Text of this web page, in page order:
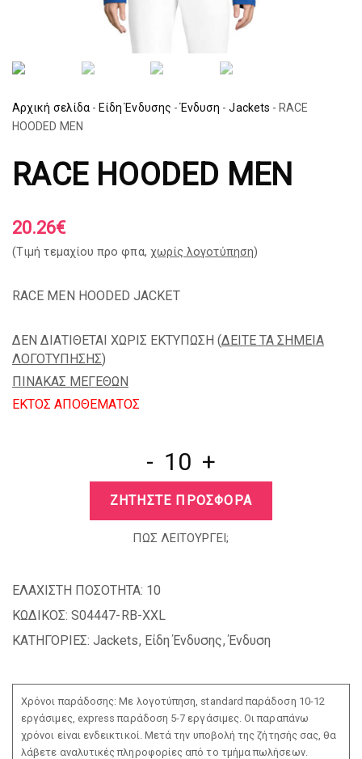
Αρχική σελίδα - Είδη Ένδυσης - Ένδυση - Jackets - RACE
HOODED MEN
RACE HOODED MEN
20.26€
(Tιμή τεμαχίου προ φπα, χωρίς λογοτύπηση)
RACE MEN HOODED JACKET
ΔΕΝ ΔΙΑΤΙΘΕΤΑΙ ΧΩΡΙΣ ΕΚΤΥΠΩΣΗ (ΔΕΙΤΕ ΤΑ ΣΗΜΕΙΑ
ΛΟΓΟΤΥΠΗΣΗΣ)
ΠΙΝΑΚΑΣ ΜΕΓΕΘΩΝ
EKTOΣ ΑΠΟΘΕΜΑΤΟΣ
- +
ΖΗΤΗΣΤΕ ΠΡΟΣΦΟΡΑ
ΠΩΣ ΛΕΙΤΟΥΡΓΕΙ;
ΕΛΑΧΙΣΤΗ ΠΟΣΟΤΗΤΑ: 10
ΚΩΔΙΚΟΣ: S04447-RB-XXL
ΚΑΤΗΓΟΡΙΕΣ: Jackets, Είδη Ένδυσης,Ένδυση
Χρόνοι παράδοσης: Με λογοτύπηση, standard παράδοση 10-12
εργάσιμες, express παράδοση 5-7 εργάσιμες. Οι παραπάνω
χρόνοι είναι ενδεικτικοί. Μετά την υποβολή της ζήτησής σας, θα
λάβετε αναλυτικές πληροφορίες από το τμήμα πωλήσεων.